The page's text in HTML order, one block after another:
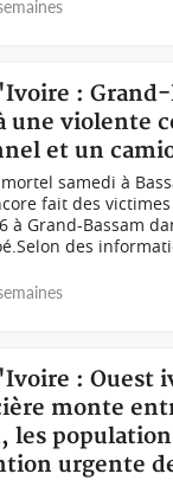
: Grand-
une violente
et un
mortel samedi à
fait des
à Grand-Bassam
des
: Ouest
monte
les
urgente